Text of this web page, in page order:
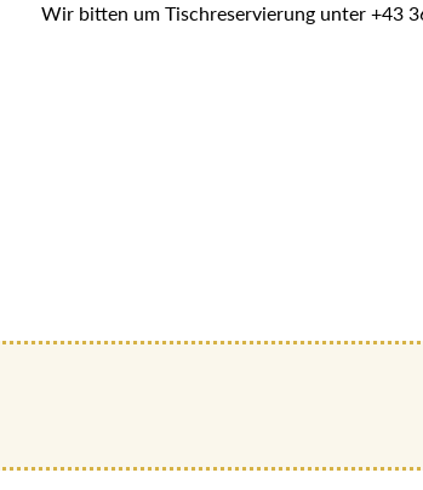
Wir bitten um Tischreservierung unter +43